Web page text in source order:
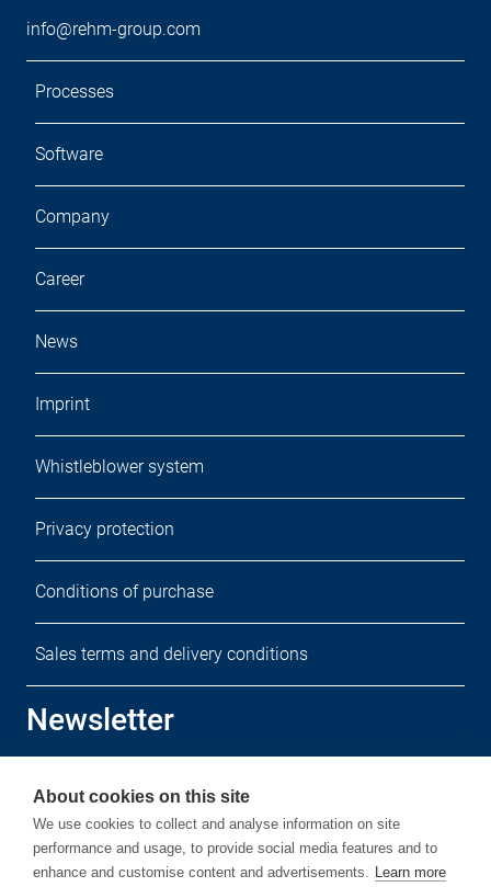
info@rehm-group.com
Processes
Software
Company
Career
News
Imprint
Whistleblower system
Privacy protection
Conditions of purchase
Sales terms and delivery conditions
Newsletter
About cookies on this site
We use cookies to collect and analyse information on site
performance and usage, to provide social media features and to
enhance and customise content and advertisements. Learn more